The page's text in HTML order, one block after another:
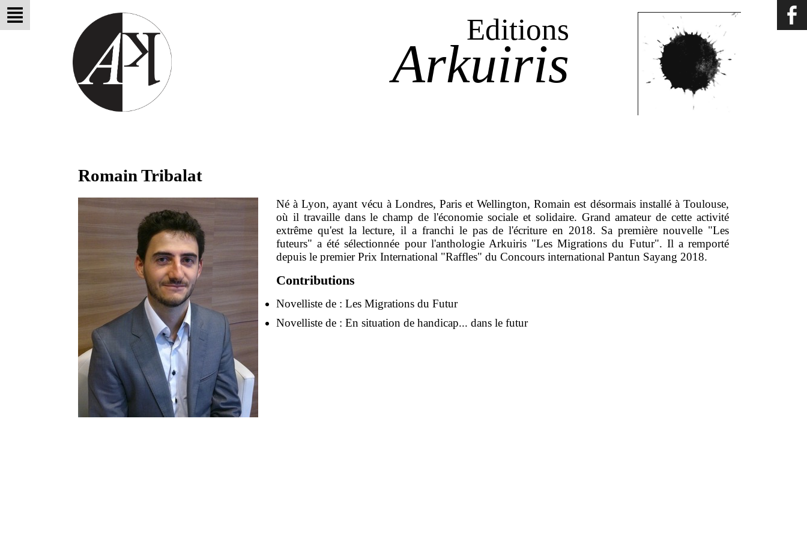
Editions
Arkuiris
Romain Tribalat
Né à Lyon, ayant vécu à Londres, Paris et Wellington, Romain est désormais installé à Toulouse,
où il travaille dans le champ de l'économie sociale et solidaire. Grand amateur de cette activité
extrême qu'est la lecture, il a franchi le pas de l'écriture en 2018. Sa première nouvelle "Les
futeurs" a été sélectionnée pour l'anthologie Arkuiris "Les Migrations du Futur". Il a remporté
depuis le premier Prix International "Raffles" du Concours international Pantun Sayang 2018.
Contributions
Novelliste de : Les Migrations du Futur
Novelliste de : En situation de handicap... dans le futur